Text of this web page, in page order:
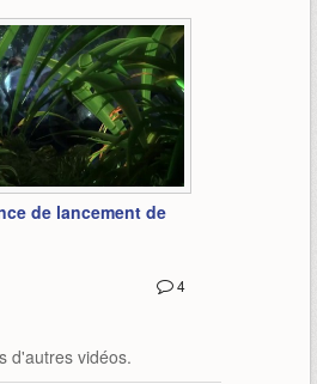
1:07
de lancement de
4
d'autres vidéos.